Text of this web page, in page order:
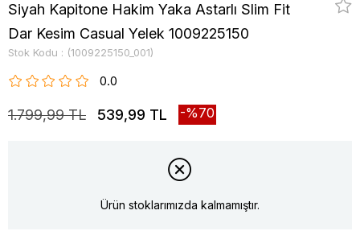
Siyah Kapitone Hakim Yaka Astarlı Slim Fit
Dar Kesim Casual Yelek 1009225150
Stok Kodu (1009225150_001)
0.0
1.799,99 TL 539,99 TL 70
Ürün stoklarımızda kalmamıştır.